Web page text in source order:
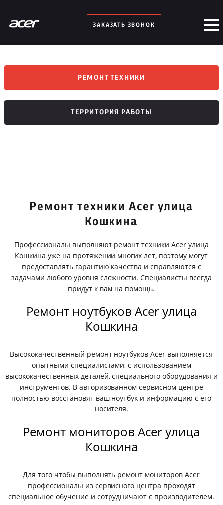
ЗАКАЗАТЬ ЗВОНОК
РЕМОНТ ТЕХНИКИ
ТЕРРИТОРИЯ РАБОТЫ
Ремонт техники Acer улица
Кошкина
Профессионалы выполняют ремонт техники Acer улица
Кошкина уже на протяжении многих лет, поэтому могут
предоставлять гарантию качества и справляются с
задачами любого уровня сложности. Специалисты всегда
придут к вам на помощь.
Ремонт ноутбуков Acer улица
Кошкина
Высококачественный ремонт ноутбуков Acer выполняется
опытными специалистами, с использованием
высококачественных деталей, специального оборудования и
инструментов. В авторизованном сервисном центре
полностью восстановят ваш ноутбук и информацию с его
носителя.
Ремонт мониторов Acer улица
Кошкина
Для того чтобы выполнять ремонт мониторов Acer
профессионалы из сервисного центра проходят
специальное обучение и сотрудничают с производителем.